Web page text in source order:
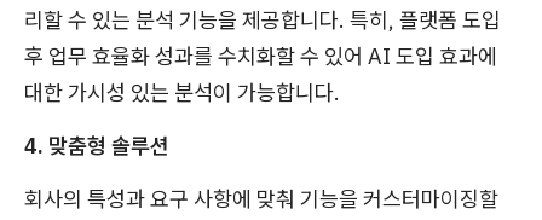
리할 수 있는 분석 기능을 제공합니다. 특히, 플랫폼 도입
후 업무 효율화 성과를 수치화할 수 있어 AI 도입 효과에
대한 가시성 있는 분석이 가능합니다.
4. 맞춤형 솔루션
회사의 특성과 요구 사항에 맞춰 기능을 커스터마이징할